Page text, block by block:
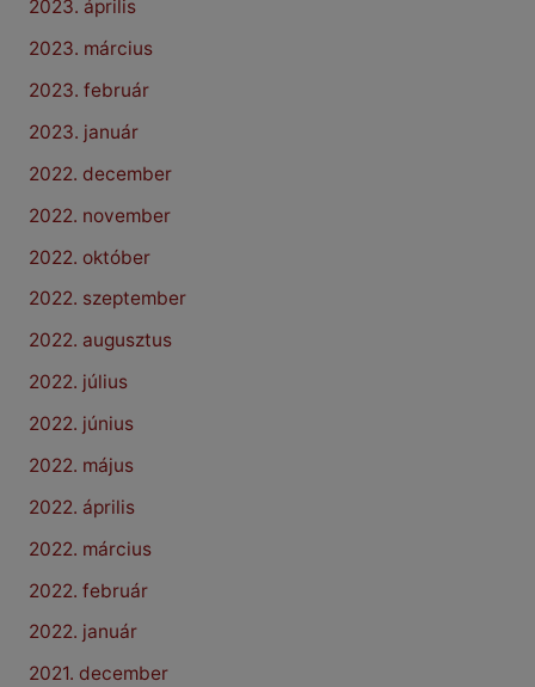
2023. április
2023. március
2023. február
2023. január
2022. december
2022. november
2022. október
2022. szeptember
2022. augusztus
2022. július
2022. június
2022. május
2022. április
2022. március
2022. február
2022. január
2021. december